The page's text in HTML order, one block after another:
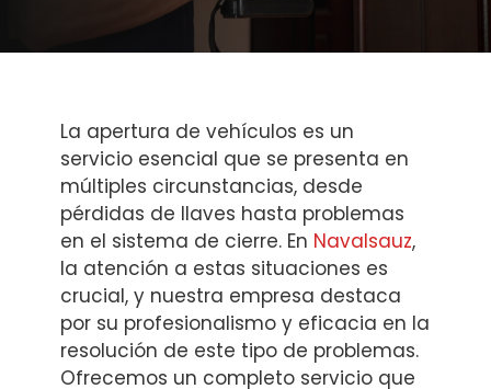
La apertura de vehículos es un
servicio esencial que se presenta en
múltiples circunstancias, desde
pérdidas de llaves hasta problemas
en el sistema de cierre. En Navalsauz,
la atención a estas situaciones es
crucial, y nuestra empresa destaca
por su profesionalismo y eficacia en la
resolución de este tipo de problemas.
Ofrecemos un completo servicio que